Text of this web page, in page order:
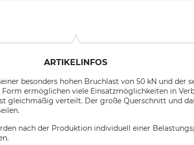
ARTIKELINFOS
besonders hohen Bruchlast von 50 kN und der
ermöglichen viele Einsatzmöglichkeiten in
gleichmäßig verteilt. Der große Querschnitt und
nach der Produktion individuell einer